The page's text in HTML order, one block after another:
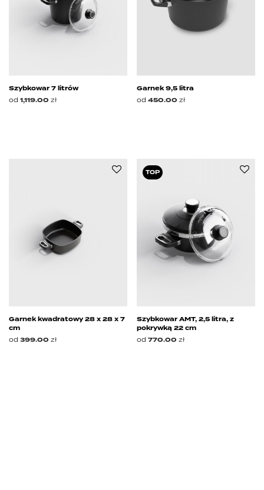
Szybkowar 7 litrów
od 1,119.00 zł
Garnek 9,5 litra
od 450.00 zł
Garnek kwadratowy 28 x 28 x 7
cm
od 399.00 zł
TOP
Szybkowar AMT, 2,5 litra, z
pokrywką 22 cm
od 770.00 zł